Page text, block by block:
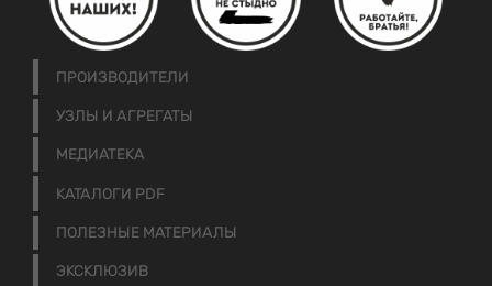
ПРОИЗВОДИТЕЛИ
УЗЛЫ И АГРЕГАТЫ
МЕДИАТЕКА
КАТАЛОГИ PDF
ПОЛЕЗНЫЕ МАТЕРИАЛЫ
ЭКСКЛЮЗИВ